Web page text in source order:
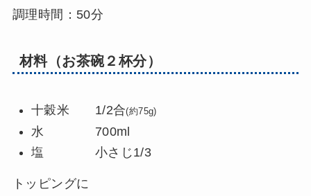
調理時間：50分
材料（お茶碗２杯分）
十穀米 1/2合(約75g)
水 700ml
塩 小さじ1/3
トッピングに